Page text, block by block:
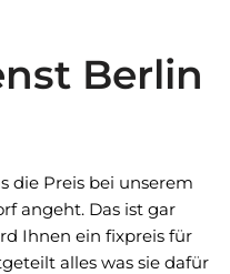
Berlin
die Preis bei unserem
angeht. Das ist gar
Ihnen ein fixpreis für
alles was sie dafür